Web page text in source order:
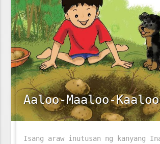
Aaloo-Maaloo-Kaaloo